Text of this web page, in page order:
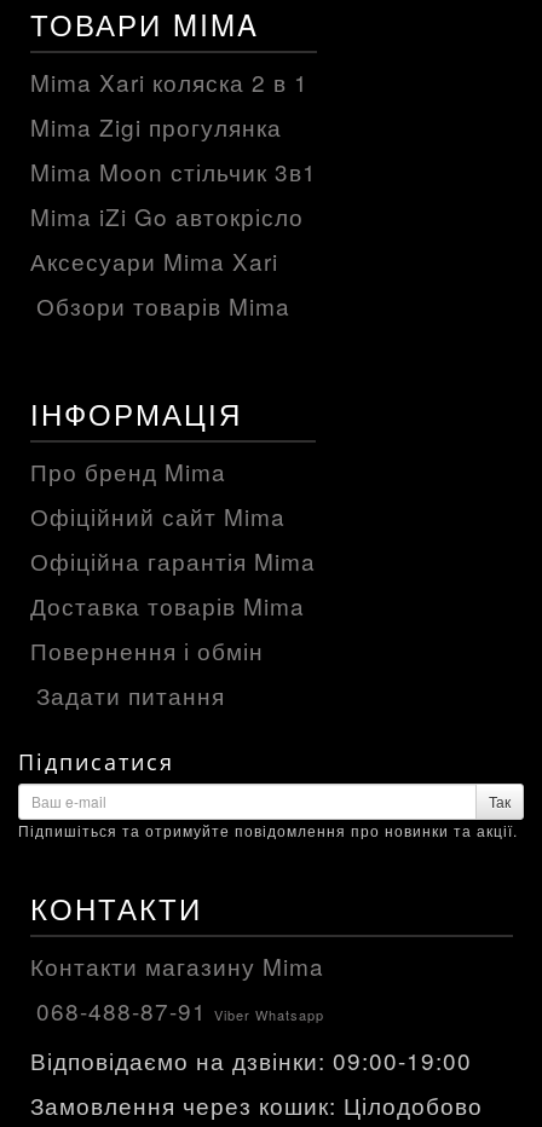
ТОВАРИ MIMA
Mima Xari коляска 2 в 1
Mima Zigi прогулянка
Mima Moon стільчик 3в1
Mima iZi Go автокрісло
Аксесуари Mima Xari
Обзори товарів Mima
ІНФОРМАЦІЯ
Про бренд Mima
Офіційний сайт Mima
Офіційна гарантія Mima
Доставка товарів Mima
Повернення і обмін
Задати питання
Підписатися
Так
Підпишіться та отримуйте повідомлення про новинки та акції.
КОНТАКТИ
Контакти магазину Mima
068-488-87-91
Viber Whatsapp
Відповідаємо на дзвінки: 09:00-19:00
Замовлення через кошик: Цілодобово